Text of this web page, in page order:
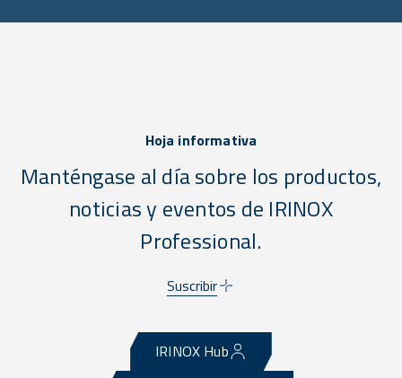
Hoja informativa
Manténgase al día sobre los productos,
noticias y eventos de IRINOX
Professional.
Suscribir
IRINOX Hub